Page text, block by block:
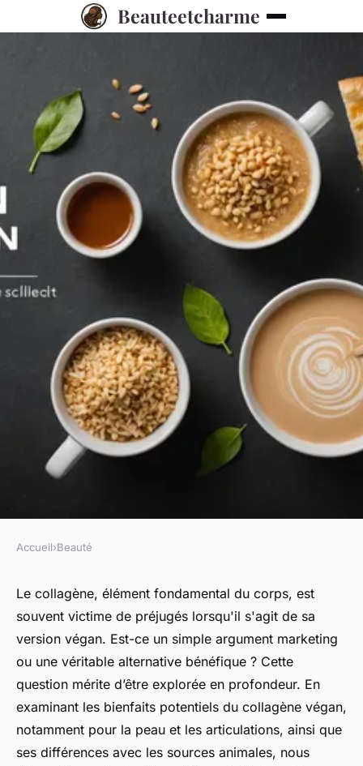
Beauteetcharme
Collagène végan : mythe
marketing ou vraie solution?
Lina•5 octobre 2024•3 min de lecture
Accueil›Beauté
Le collagène, élément fondamental du corps, est
souvent victime de préjugés lorsqu'il s'agit de sa
version végan. Est-ce un simple argument marketing
ou une véritable alternative bénéfique ? Cette
question mérite d’être explorée en profondeur. En
examinant les bienfaits potentiels du collagène végan,
notamment pour la peau et les articulations, ainsi que
ses différences avec les sources animales, nous